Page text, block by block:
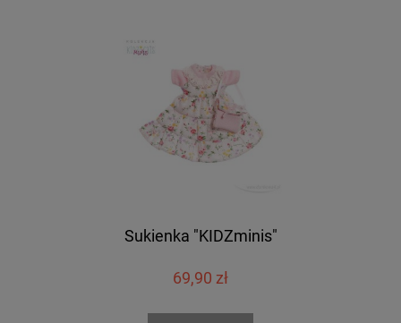
Sukienka "KIDZminis"
69,90 zł